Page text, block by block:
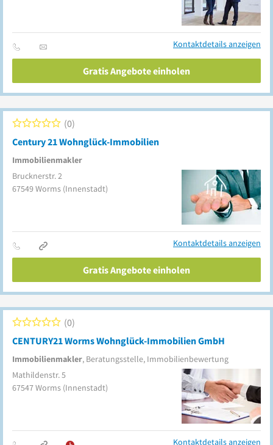
Kontaktdetails anzeigen
Gratis Angebote einholen
Century 21 Wohnglück-Immobilien
Immobilienmakler
0
Brucknerstr. 2
67549Worms (Innenstadt)
Kontaktdetails anzeigen
Gratis Angebote einholen
CENTURY21 Worms Wohnglück-Immobilien GmbH
Immobilienmakler, Beratungsstelle, Immobilienbewertung
0
Mathildenstr. 5
67547Worms (Innenstadt)
Kontaktdetails anzeigen